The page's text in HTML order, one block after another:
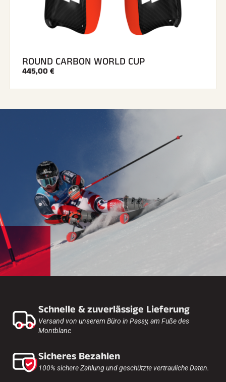
ROUND CARBON WORLD CUP
445,00 €
Schnelle & zuverlässige Lieferung
Versand von unserem Büro in Passy, am Fuße des
Montblanc
Sicheres Bezahlen
100% sichere Zahlung und geschützte vertrauliche Daten.